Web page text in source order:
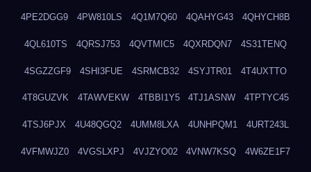
4PE2DGG9 4PW810LS 4Q1M7Q60 4QAHYG43 4QHYCH8B
4QL610TS 4QRSJ753 4QVTMIC5 4QXRDQN7 4S31TENQ
4SGZZGF9 4SHI3FUE 4SRMCB32 4SYJTR01 4T4UXTTO
4T8GUZVK 4TAWVEKW 4TBBI1Y5 4TJ1ASNW 4TPTYC45
4TSJ6PJX 4U48QGQ2 4UMM8LXA 4UNHPQM1 4URT243L
4VFMWJZ0 4VGSLXPJ 4VJZYO02 4VNW7KSQ 4W6ZE1F7